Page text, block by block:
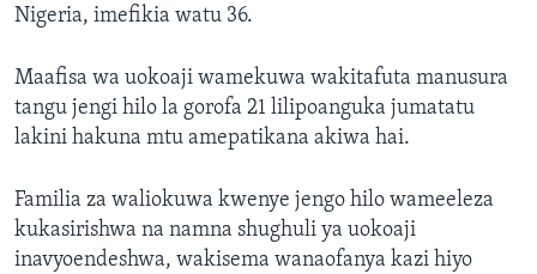
Nigeria, imefikia watu 36.
Maafisa wa uokoaji wamekuwa wakitafuta manusura
tangu jengi hilo la gorofa 21 lilipoanguka jumatatu
lakini hakuna mtu amepatikana akiwa hai.
Familia za waliokuwa kwenye jengo hilo wameeleza
kukasirishwa na namna shughuli ya uokoaji
inavyoendeshwa, wakisema wanaofanya kazi hiyo